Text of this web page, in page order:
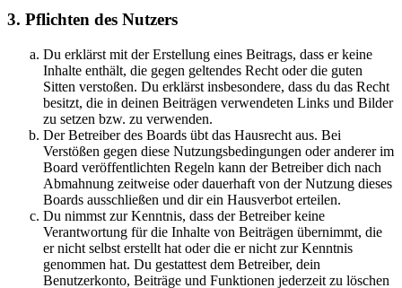
3. Pflichten des Nutzers
Du erklärst mit der Erstellung eines Beitrags, dass er keine
Inhalte enthält, die gegen geltendes Recht oder die guten
Sitten verstoßen. Du erklärst insbesondere, dass du das Recht
besitzt, die in deinen Beiträgen verwendeten Links und Bilder
zu setzen bzw. zu verwenden.
Der Betreiber des Boards übt das Hausrecht aus. Bei
Verstößen gegen diese Nutzungsbedingungen oder anderer im
Board veröffentlichten Regeln kann der Betreiber dich nach
Abmahnung zeitweise oder dauerhaft von der Nutzung dieses
Boards ausschließen und dir ein Hausverbot erteilen.
Du nimmst zur Kenntnis, dass der Betreiber keine
Verantwortung für die Inhalte von Beiträgen übernimmt, die
er nicht selbst erstellt hat oder die er nicht zur Kenntnis
genommen hat. Du gestattest dem Betreiber, dein
Benutzerkonto, Beiträge und Funktionen jederzeit zu löschen